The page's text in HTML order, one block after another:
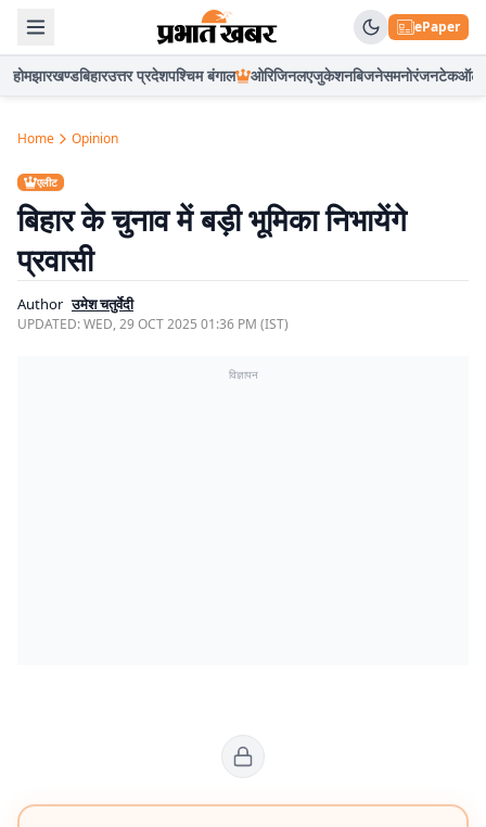
ePaper
होमझारखण्डबिहारउत्तर प्रदेशपश्चिम बंगाल ओरिजिनलएजुकेशनबिजनेसमनोरंजनटेकऑटो
Home Opinion
एलीट
बिहार के चुनाव में बड़ी भूमिका निभायेंगे
प्रवासी
Author उमेश चतुर्वेदी
UPDATED:WED, 29 OCT 2025 01:36 PM (IST)
विज्ञापन